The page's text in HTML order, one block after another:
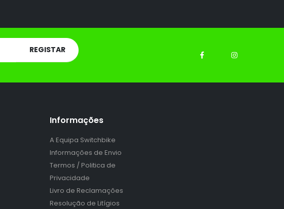
Informações
A Equipa Switchbike
Informações de Envio
Termos / Politica de
Privacidade
Livro de Reclamações
Resolução de Litígios